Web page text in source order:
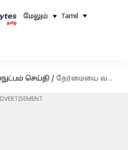
மேலும் Tamil
செய்தி / நேர்மையை வலியுறுத்தும் ChatGPT-க்கான புதிய வழிகாட்டும் கொள்கை வெளியீடு